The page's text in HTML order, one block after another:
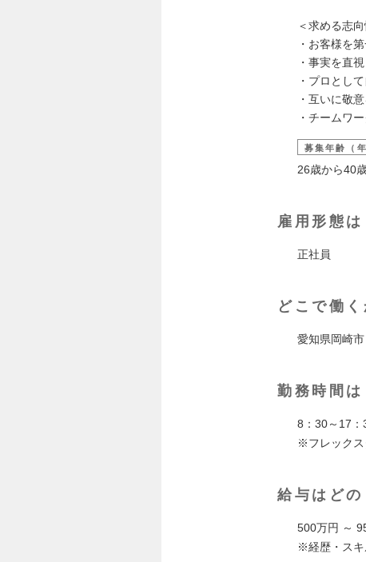
＜求める志向
・お客様を
・事実を直
・プロとし
・互いに敬
・チームワ
募集年齢（
26歳から40
雇用形態は
正社員
どこで働く
愛知県岡崎市
勤務時間は
8：30～17
※フレックス
給与はど
500万円 ～
※経歴・スキ